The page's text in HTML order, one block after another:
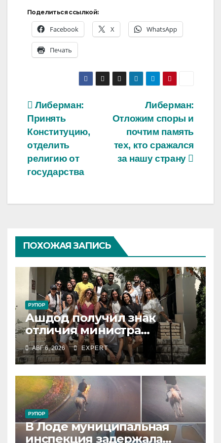
Поделиться ссылкой:
Facebook X WhatsApp
Печать
Навигация
по
записям
Либерман:
Отложим споры и
почтим память
тех, кто сражался
за нашу страну
Либерман:
Принять
Конституцию,
отделить
религию от
государства
ПОХОЖАЯ ЗАПИСЬ
РУПОР
Ашдод получил знак
отличия министра
обороны за поддержку
резервистов
АВГ 6, 2026 EXPERT
РУПОР
В Лоде муниципальная
инспекция задержала